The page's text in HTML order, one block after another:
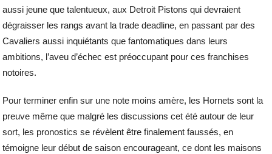
aussi jeune que talentueux, aux Detroit Pistons qui devraient
dégraisser les rangs avant la trade deadline, en passant par des
Cavaliers aussi inquiétants que fantomatiques dans leurs
ambitions, l’aveu d’échec est préoccupant pour ces franchises
notoires.
Pour terminer enfin sur une note moins amère, les Hornets sont la
preuve même que malgré les discussions cet été autour de leur
sort, les pronostics se révèlent être finalement faussés, en
témoigne leur début de saison encourageant, ce dont les maisons